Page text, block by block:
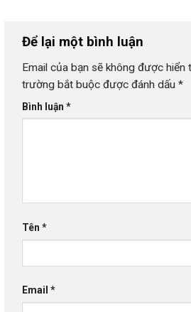
Để lại một bình luận
Email của bạn sẽ không được hiển
trường bắt buộc được đánh dấu *
Bình luận *
Tên *
Email *